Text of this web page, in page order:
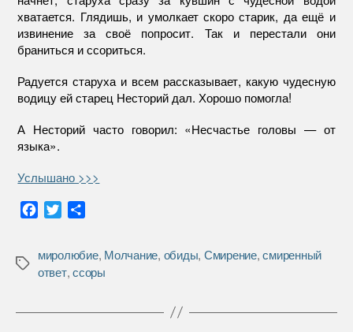
хватается. Глядишь, и умолкает скоро старик, да ещё и
извинение за своё попросит. Так и перестали они
браниться и ссориться.
Радуется старуха и всем рассказывает, какую чудесную
водицу ей старец Несторий дал. Хорошо помогла!
А Несторий часто говорил: «Несчастье головы — от
языка».
Услышано >>>
e
b
o
t
t
r
р
а
и
Метки
миролюбие, Молчание, обиды, Смирение,смиренный
ответ,ссоры